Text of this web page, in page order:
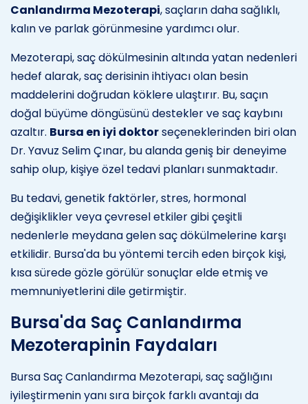
Canlandırma Mezoterapi, saçların daha sağlıklı,
kalın ve parlak görünmesine yardımcı olur.
Mezoterapi, saç dökülmesinin altında yatan nedenleri
hedef alarak, saç derisinin ihtiyacı olan besin
maddelerini doğrudan köklere ulaştırır. Bu, saçın
doğal büyüme döngüsünü destekler ve saç kaybını
azaltır. Bursa en iyi doktorseçeneklerinden biri olan
Dr. Yavuz Selim Çınar, bu alanda geniş bir deneyime
sahip olup, kişiye özel tedavi planları sunmaktadır.
Bu tedavi, genetik faktörler, stres, hormonal
değişiklikler veya çevresel etkiler gibi çeşitli
nedenlerle meydana gelen saç dökülmelerine karşı
etkilidir. Bursa'da bu yöntemi tercih eden birçok kişi,
kısa sürede gözle görülür sonuçlar elde etmiş ve
memnuniyetlerini dile getirmiştir.
Bursa'da Saç Canlandırma
Mezoterapinin Faydaları
Bursa Saç Canlandırma Mezoterapi, saç sağlığını
iyileştirmenin yanı sıra birçok farklı avantajı da